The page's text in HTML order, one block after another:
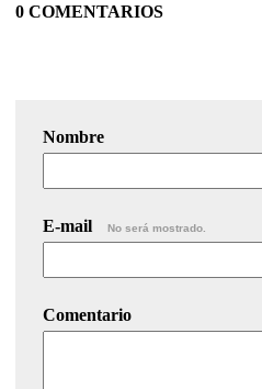
0 COMENTARIOS
Nombre
E-mail No será mostrado.
Comentario